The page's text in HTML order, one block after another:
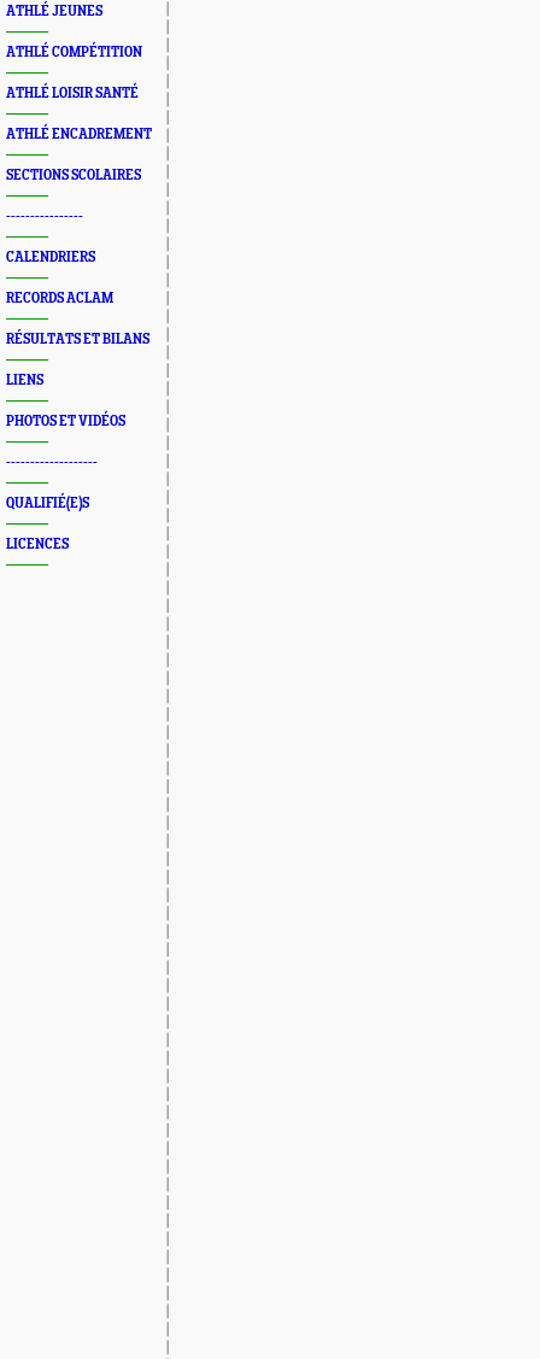
ATHLÉ JEUNES
ATHLÉ COMPÉTITION
ATHLÉ LOISIR SANTÉ
ATHLÉ ENCADREMENT
SECTIONS SCOLAIRES
----------------
CALENDRIERS
RECORDS ACLAM
RÉSULTATS ET BILANS
LIENS
PHOTOS ET VIDÉOS
-------------------
QUALIFIÉ(E)S
LICENCES